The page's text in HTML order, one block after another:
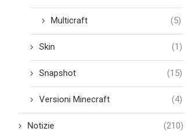
Multicraft (5)
Skin (1)
Snapshot (15)
Versioni Minecraft (4)
Notizie (210)